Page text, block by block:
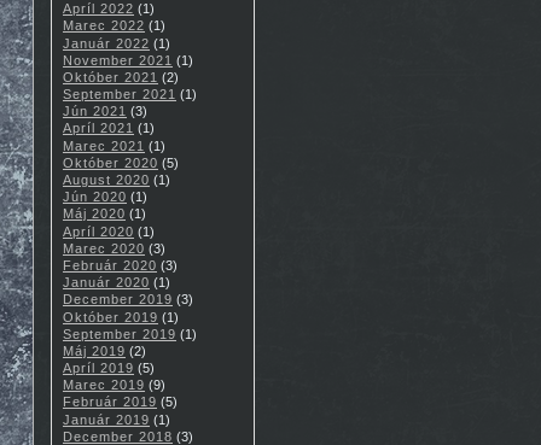
Apríl 2022 (1)
Marec 2022 (1)
Január 2022 (1)
November 2021 (1)
Október 2021 (2)
September 2021 (1)
Jún 2021 (3)
Apríl 2021 (1)
Marec 2021 (1)
Október 2020 (5)
August 2020 (1)
Jún 2020 (1)
Máj 2020 (1)
Apríl 2020 (1)
Marec 2020 (3)
Február 2020 (3)
Január 2020 (1)
December 2019 (3)
Október 2019 (1)
September 2019 (1)
Máj 2019 (2)
Apríl 2019 (5)
Marec 2019 (9)
Február 2019 (5)
Január 2019 (1)
December 2018 (3)